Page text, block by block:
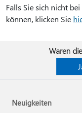
Falls Sie sich nicht
können, klicken Sie
Waren
Neuigkeiten